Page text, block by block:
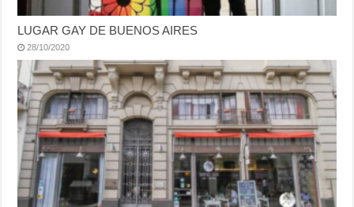
LUGAR GAY DE BUENOS AIRES
28/10/2020